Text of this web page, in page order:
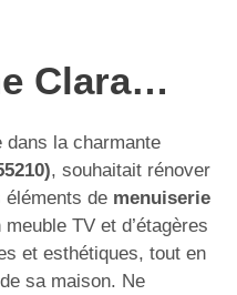
Clara…
dans la charmante
, souhaitait rénover
éléments de menuiserie
TV et d’étagères
et esthétiques, tout en
sa maison. Ne